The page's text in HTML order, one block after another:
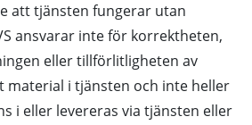
att tjänsten fungerar utan
ansvarar inte för korrektheten,
eller tillförlitligheten av
material i tjänsten och inte heller
i eller levereras via tjänsten eller